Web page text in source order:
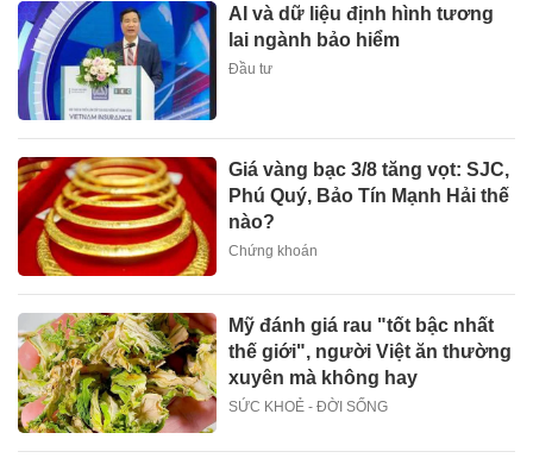
AI và dữ liệu định hình tương
lai ngành bảo hiểm
Đầu tư
Giá vàng bạc 3/8 tăng vọt: SJC,
Phú Quý, Bảo Tín Mạnh Hải thế
nào?
Chứng khoán
Mỹ đánh giá rau "tốt bậc nhất
thế giới", người Việt ăn thường
xuyên mà không hay
SỨC KHOẺ - ĐỜI SỐNG